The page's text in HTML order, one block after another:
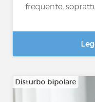
frequente,
Disturbo bipolare